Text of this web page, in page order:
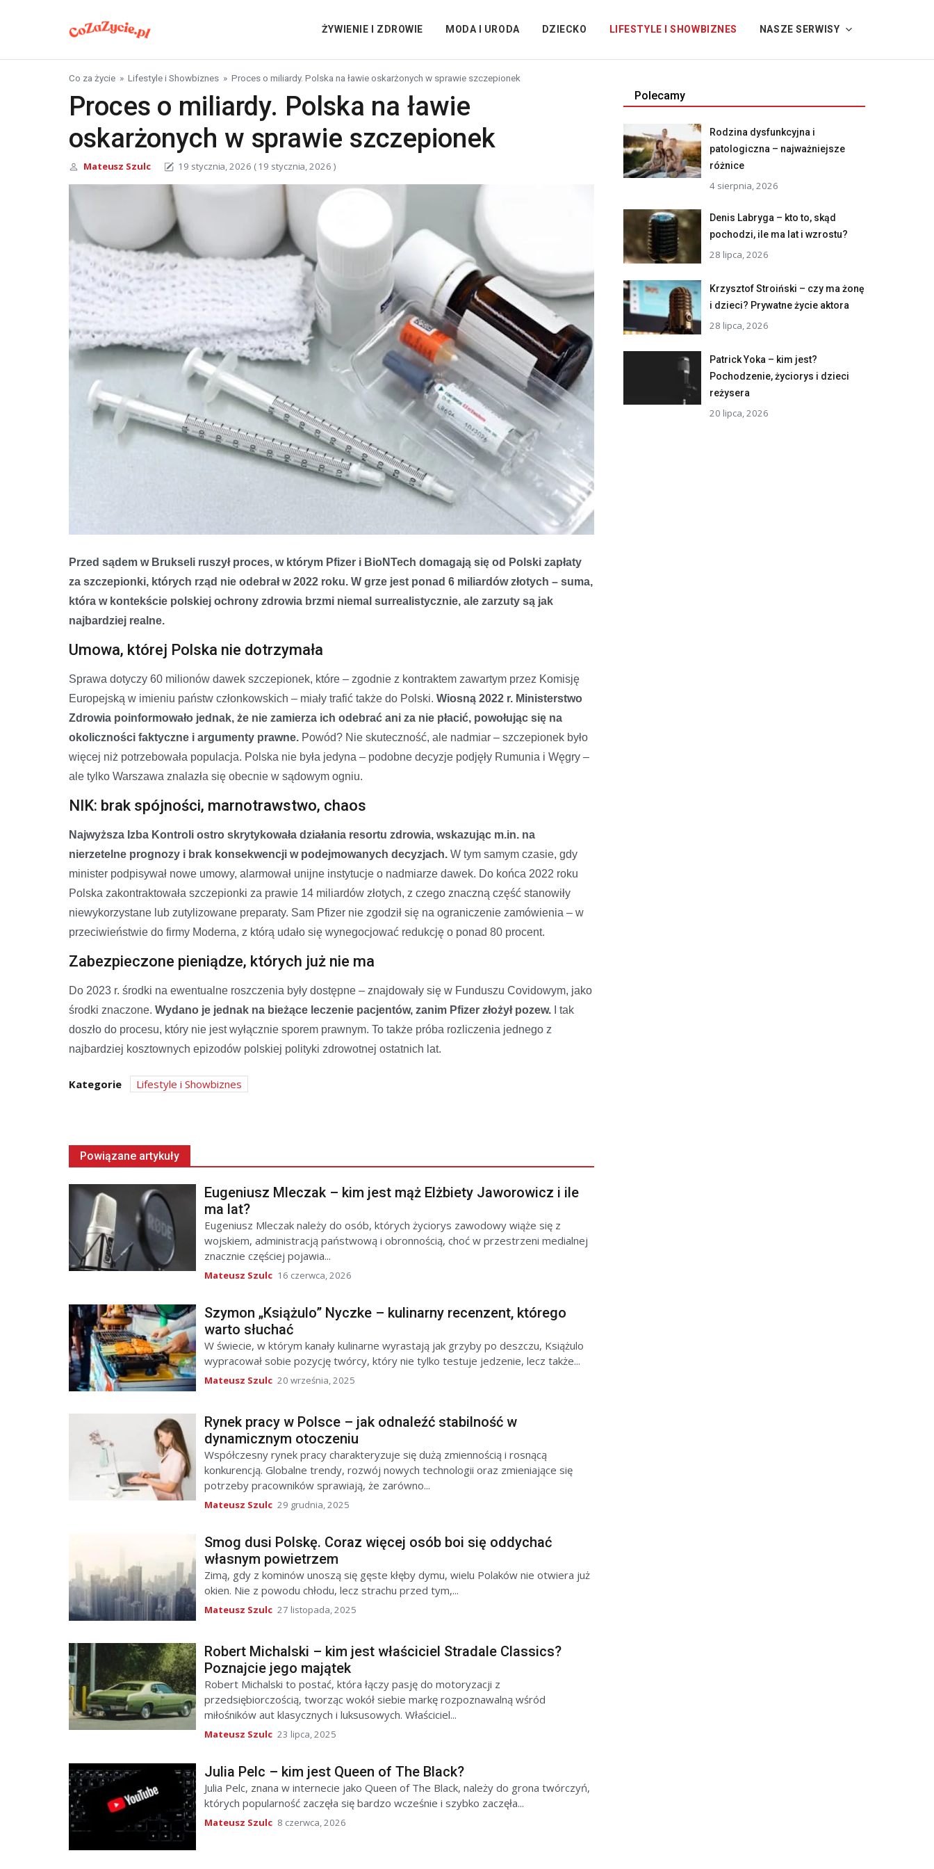
ŻYWIENIE I ZDROWIE MODA I URODA DZIECKO LIFESTYLE I SHOWBIZNES NASZE SERWISY
Co za życie » Lifestyle i Showbiznes » Proces o miliardy. Polska na ławie oskarżonych w sprawie szczepionek
Proces o miliardy. Polska na ławie
oskarżonych w sprawie szczepionek
Mateusz Szulc 19 stycznia, 2026 ( 19 stycznia, 2026 )
Przed sądem w Brukseli ruszył proces, w którym Pfizer i BioNTech domagają się od Polski zapłaty
za szczepionki, których rząd nie odebrał w 2022 roku. W grze jest ponad 6 miliardów złotych – suma,
która w kontekście polskiej ochrony zdrowia brzmi niemal surrealistycznie, ale zarzuty są jak
najbardziej realne.
Umowa, której Polska nie dotrzymała
Sprawa dotyczy 60 milionów dawek szczepionek, które – zgodnie z kontraktem zawartym przez Komisję
Europejską w imieniu państw członkowskich – miały trafić także do Polski. Wiosną 2022 r. Ministerstwo
Zdrowia poinformowało jednak, że nie zamierza ich odebrać ani za nie płacić, powołując się na
okoliczności faktyczne i argumenty prawne. Powód? Nie skuteczność, ale nadmiar – szczepionek było
więcej niż potrzebowała populacja. Polska nie była jedyna – podobne decyzje podjęły Rumunia i Węgry –
ale tylko Warszawa znalazła się obecnie w sądowym ogniu.
NIK: brak spójności, marnotrawstwo, chaos
Najwyższa Izba Kontroli ostro skrytykowała działania resortu zdrowia, wskazując m.in. na
nierzetelne prognozy i brak konsekwencji w podejmowanych decyzjach. W tym samym czasie, gdy
minister podpisywał nowe umowy, alarmował unijne instytucje o nadmiarze dawek. Do końca 2022 roku
Polska zakontraktowała szczepionki za prawie 14 miliardów złotych, z czego znaczną część stanowiły
niewykorzystane lub zutylizowane preparaty. Sam Pfizer nie zgodził się na ograniczenie zamówienia – w
przeciwieństwie do firmy Moderna, z którą udało się wynegocjować redukcję o ponad 80 procent.
Zabezpieczone pieniądze, których już nie ma
Do 2023 r. środki na ewentualne roszczenia były dostępne – znajdowały się w Funduszu Covidowym, jako
środki znaczone. Wydano je jednak na bieżące leczenie pacjentów, zanim Pfizer złożył pozew. I tak
doszło do procesu, który nie jest wyłącznie sporem prawnym. To także próba rozliczenia jednego z
najbardziej kosztownych epizodów polskiej polityki zdrowotnej ostatnich lat.
Kategorie Lifestyle i Showbiznes
Powiązane artykuły
Eugeniusz Mleczak – kim jest mąż Elżbiety Jaworowicz i ile
ma lat?
Eugeniusz Mleczak należy do osób, których życiorys zawodowy wiąże się z
wojskiem, administracją państwową i obronnością, choć w przestrzeni medialnej
znacznie częściej pojawia...
Mateusz Szulc 16 czerwca, 2026
Szymon „Książulo” Nyczke – kulinarny recenzent, którego
warto słuchać
W świecie, w którym kanały kulinarne wyrastają jak grzyby po deszczu, Książulo
wypracował sobie pozycję twórcy, który nie tylko testuje jedzenie, lecz także...
Mateusz Szulc 20 września, 2025
Rynek pracy w Polsce – jak odnaleźć stabilność w
dynamicznym otoczeniu
Współczesny rynek pracy charakteryzuje się dużą zmiennością i rosnącą
konkurencją. Globalne trendy, rozwój nowych technologii oraz zmieniające się
potrzeby pracowników sprawiają, że zarówno...
Mateusz Szulc 29 grudnia, 2025
Smog dusi Polskę. Coraz więcej osób boi się oddychać
własnym powietrzem
Zimą, gdy z kominów unoszą się gęste kłęby dymu, wielu Polaków nie otwiera już
okien. Nie z powodu chłodu, lecz strachu przed tym,...
Mateusz Szulc 27 listopada, 2025
Robert Michalski – kim jest właściciel Stradale Classics?
Poznajcie jego majątek
Robert Michalski to postać, która łączy pasję do motoryzacji z
przedsiębiorczością, tworząc wokół siebie markę rozpoznawalną wśród
miłośników aut klasycznych i luksusowych. Właściciel...
Mateusz Szulc 23 lipca, 2025
Julia Pelc – kim jest Queen of The Black?
Julia Pelc, znana w internecie jako Queen of The Black, należy do grona twórczyń,
których popularność zaczęła się bardzo wcześnie i szybko zaczęła...
Mateusz Szulc 8 czerwca, 2026
Polecamy
Rodzina dysfunkcyjna i
patologiczna – najważniejsze
różnice
4 sierpnia, 2026
Denis Labryga – kto to, skąd
pochodzi, ile ma lat i wzrostu?
28 lipca, 2026
Krzysztof Stroiński – czy ma żonę
i dzieci? Prywatne życie aktora
28 lipca, 2026
Patrick Yoka – kim jest?
Pochodzenie, życiorys i dzieci
reżysera
20 lipca, 2026